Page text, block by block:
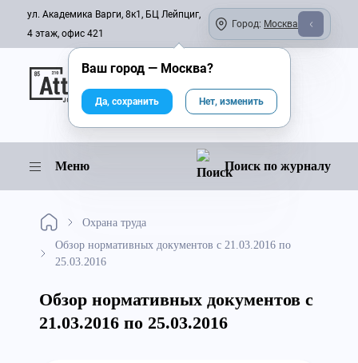
ул. Академика Варги, 8к1, БЦ Лейпциг,
4 этаж, офис 421
Город: Москва
Онлайн-журнал
Меню Поиск по журналу
Охрана труда
Обзор нормативных документов с 21.03.2016 по
25.03.2016
Обзор нормативных документов с
21.03.2016 по 25.03.2016
Ваш город — Москва?
Да, сохранить Нет, изменить